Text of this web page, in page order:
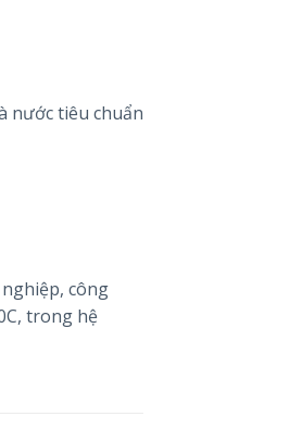
nước tiêu chuẩn
công
trong hệ